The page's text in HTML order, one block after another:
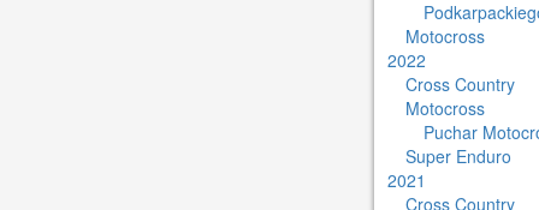
Motocross
2022
Cross Country
Motocross
Puchar
Super Enduro
2021
Cross Country